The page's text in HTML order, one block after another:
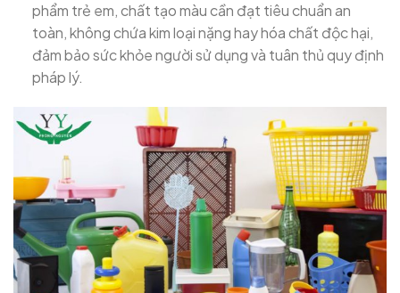
phẩm trẻ em, chất tạo màu cần đạt tiêu chuẩn an
toàn, không chứa kim loại nặng hay hóa chất độc hại,
đảm bảo sức khỏe người sử dụng và tuân thủ quy định
pháp lý.